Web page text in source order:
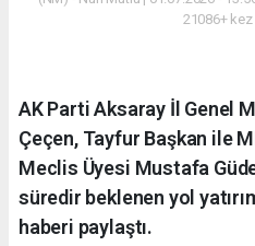
21086+
AK Parti Aksaray İl Genel
Çeçen, Tayfur Başkan ile
Meclis Üyesi Mustafa
süredir beklenen yol
haberi paylaştı.